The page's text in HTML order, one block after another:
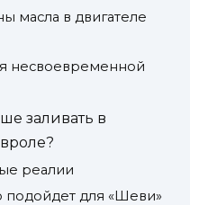
масла в двигателе
несвоевременной
заливать в
реалии
подойдет для «Шеви»